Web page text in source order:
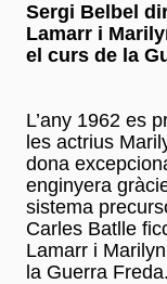
Sergi Belbel
Lamarr i
el curs de la
L’any 1962 es
les actrius
dona
enginyera
sistema
Carles Batlle
Lamarr i
la Guerra Freda.